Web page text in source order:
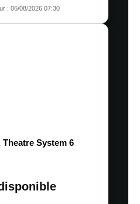
: 06/08/2026 07:30
System 6